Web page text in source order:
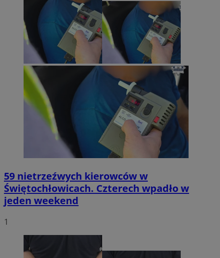
59 nietrzeźwych kierowców w
Świętochłowicach. Czterech wpadło w
jeden weekend
1